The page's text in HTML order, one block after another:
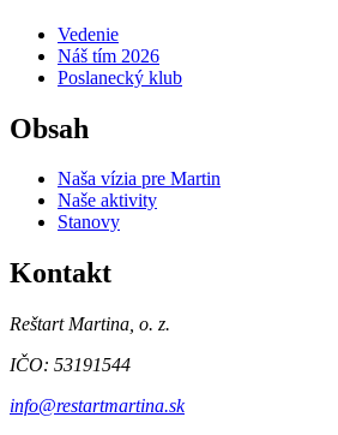
Vedenie
Náš tím 2026
Poslanecký klub
Obsah
Naša vízia pre Martin
Naše aktivity
Stanovy
Kontakt
Reštart Martina, o. z.
IČO: 53191544
info@restartmartina.sk